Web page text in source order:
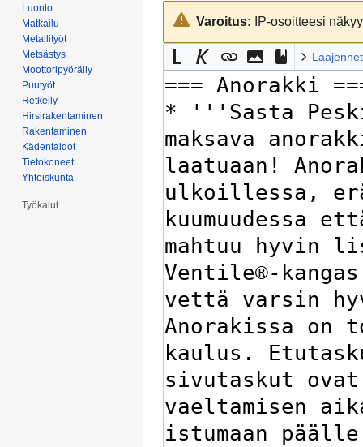
Siirry
navigaatioon
Siirry
hakuunVaroitus: IP-osoitteesi
Luonto
Matkailu
Metallityöt
Metsästys
Moottoripyöräily
Puutyöt
Retkeily
Hirsirakentaminen
Rakentaminen
Kädentaidot
Tietokoneet
Yhteiskunta
Työkalut